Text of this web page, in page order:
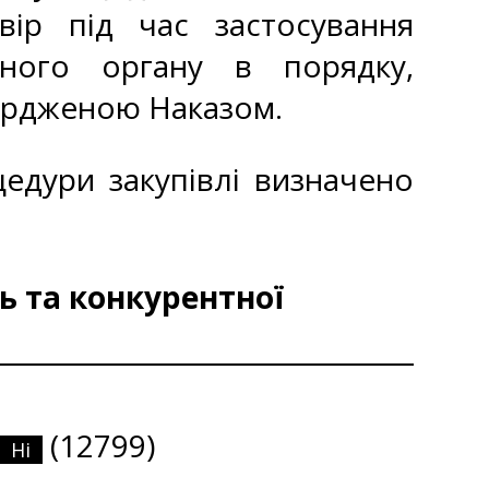
під час застосування
органу в порядку,
Наказом.
закупівлі визначено
та конкурентної
Ні (12799)